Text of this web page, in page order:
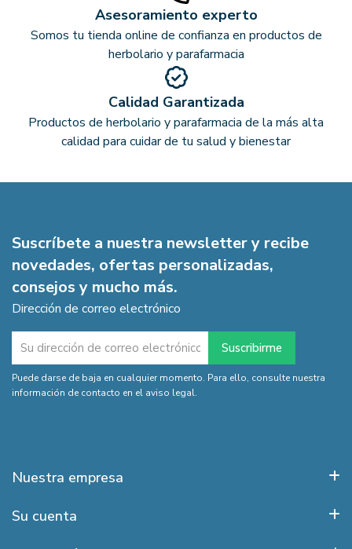
Asesoramiento experto
Somos tu tienda online de confianza en productos de
herbolario y parafarmacia
Calidad Garantizada
Productos de herbolario y parafarmacia de la más alta
calidad para cuidar de tu salud y bienestar
Suscríbete a nuestra newsletter y recibe
novedades, ofertas personalizadas,
consejos y mucho más.
Dirección de correo electrónico
Puede darse de baja en cualquier momento. Para ello, consulte nuestra
información de contacto en el aviso legal.
Nuestra empresa
Su cuenta